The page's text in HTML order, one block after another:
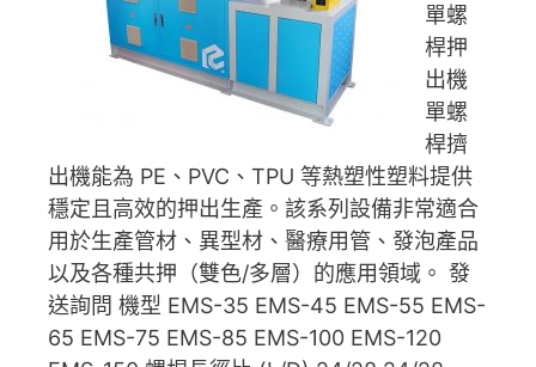
單螺
桿押
出機
單螺
桿擠
出機能為 PE、PVC、TPU 等熱塑性塑料提供
穩定且高效的押出生產。該系列設備非常適合
用於生產管材、異型材、醫療用管、發泡產品
以及各種共押（雙色/多層）的應用領域。 發
送詢問 機型 EMS-35 EMS-45 EMS-55 EMS-
65 EMS-75 EMS-85 EMS-100 EMS-120